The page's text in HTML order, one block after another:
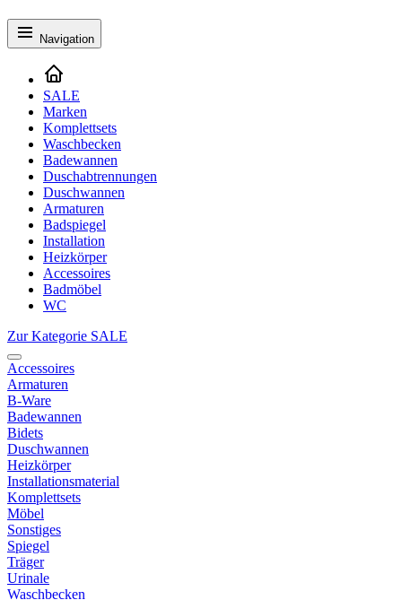
Navigation
SALE
Marken
Komplettsets
Waschbecken
Badewannen
Duschabtrennungen
Duschwannen
Armaturen
Badspiegel
Installation
Heizkörper
Accessoires
Badmöbel
WC
Zur Kategorie SALE
Accessoires
Armaturen
B-Ware
Badewannen
Bidets
Duschwannen
Heizkörper
Installationsmaterial
Komplettsets
Möbel
Sonstiges
Spiegel
Träger
Urinale
Waschbecken